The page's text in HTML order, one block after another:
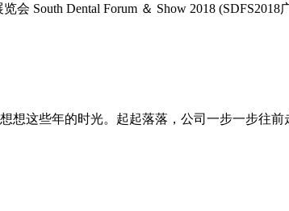
South Dental Forum ＆ Show 2018
这些年的时光。起起落落，公司一步一步往